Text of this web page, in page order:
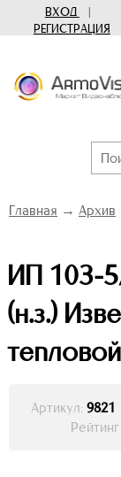
ВХОД
|
РЕГИСТРАЦИЯ
Главная → Архив
ИП 103-
(н.з.)
Артикул: 9821
Рейтинг